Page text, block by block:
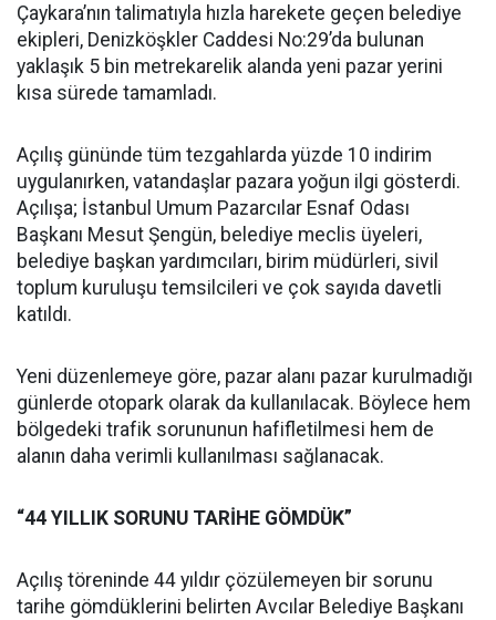
Çaykara’nın talimatıyla hızla harekete geçen belediye
ekipleri, Denizköşkler Caddesi No:29’da bulunan
yaklaşık 5 bin metrekarelik alanda yeni pazar yerini
kısa sürede tamamladı.
Açılış gününde tüm tezgahlarda yüzde 10 indirim
uygulanırken, vatandaşlar pazara yoğun ilgi gösterdi.
Açılışa; İstanbul Umum Pazarcılar Esnaf Odası
Başkanı Mesut Şengün, belediye meclis üyeleri,
belediye başkan yardımcıları, birim müdürleri, sivil
toplum kuruluşu temsilcileri ve çok sayıda davetli
katıldı.
Yeni düzenlemeye göre, pazar alanı pazar kurulmadığı
günlerde otopark olarak da kullanılacak. Böylece hem
bölgedeki trafik sorununun hafifletilmesi hem de
alanın daha verimli kullanılması sağlanacak.
“44 YILLIK SORUNU TARİHE GÖMDÜK”
Açılış töreninde 44 yıldır çözülemeyen bir sorunu
tarihe gömdüklerini belirten Avcılar Belediye Başkanı